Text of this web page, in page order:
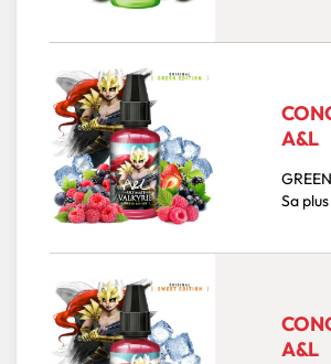
A&L
GREEN EDITION Oserez-vous
A&L